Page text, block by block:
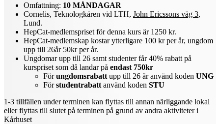
Omfattning: 10 MÅNDAGAR
Cornelis, Teknologkåren vid LTH, John Ericssons väg 3,
Lund.
HepCat-medlemspriset för denna kurs är 1250 kr.
HepCat-medlemskap kostar ytterligare 100 kr per år, ungdom
upp till 26år 50kr per år.
Ungdomar upp till 26 samt studenter får 40% rabatt på
kurspriset som då landar på endast 750kr
Förungdomsrabatt upp till 26 år använd koden UNG
Förstudentrabatt använd koden STU
1-3 tillfällen under terminen kan flyttas till annan närliggande lokal
eller flyttas till slutet på terminen på grund av andra aktiviteter i
Kårhuset